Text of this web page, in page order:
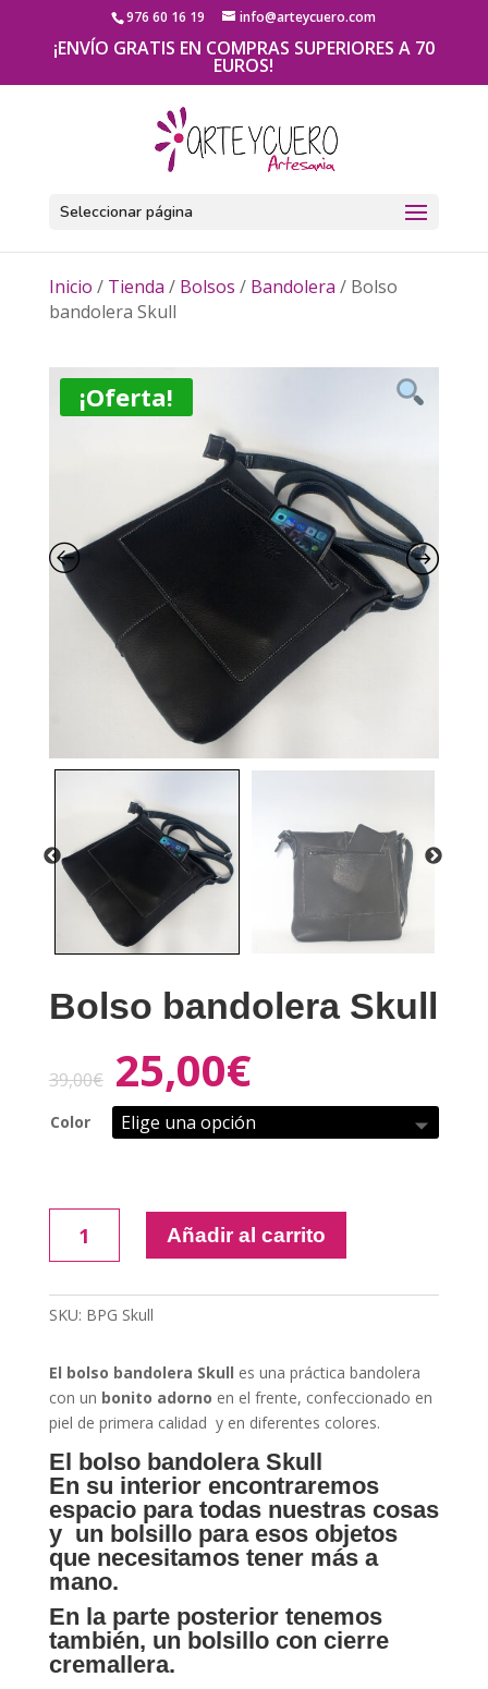
976 60 16 19 info@arteycuero.com
¡ENVÍO GRATIS EN COMPRAS SUPERIORES A 70
EUROS!
Seleccionar página
Inicio / Tienda / Bolsos / Bandolera / Bolso
bandolera Skull
¡Oferta!
Bolso bandolera Skull
39,00€ 25,00€
Color
bandolera
cantidad
Añadir al carrito
SKU: BPG Skull
El bolso bandolera Skull es una práctica bandolera
con un bonito adorno en el frente, confeccionado en
piel de primera calidad y en diferentes colores.
El bolso bandolera Skull
En su interior encontraremos
espaciopara todas nuestras cosas
y un bolsillopara esos objetos
que necesitamos tener más a
mano.
En la parte posterior tenemos
también, un bolsillo con cierre
cremallera.